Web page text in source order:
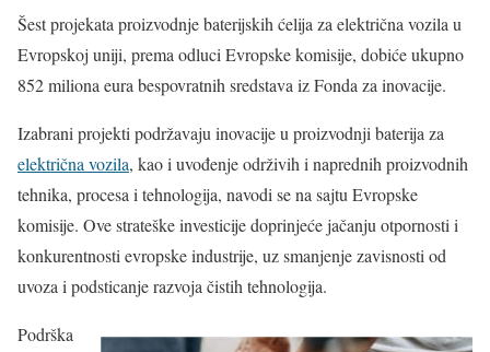
Šest projekata proizvodnje baterijskih ćelija za električna vozila u
Evropskoj uniji, prema odluci Evropske komisije, dobiće ukupno
852 miliona eura bespovratnih sredstava iz Fonda za inovacije.
Izabrani projekti podržavaju inovacije u proizvodnji baterija za
električna vozila, kao i uvođenje održivih i naprednih proizvodnih
tehnika, procesa i tehnologija, navodi se na sajtu Evropske
komisije. Ove strateške investicije doprinjeće jačanju otpornosti i
konkurentnosti evropske industrije, uz smanjenje zavisnosti od
uvoza i podsticanje razvoja čistih tehnologija.
Podrška